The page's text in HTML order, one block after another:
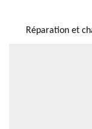
Réparation et